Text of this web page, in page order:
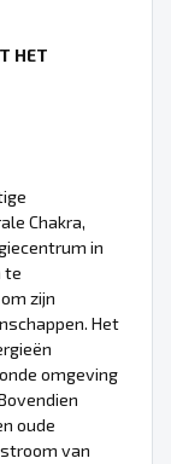
HET
Chakra,
in
te
zijn
Het
omgeving
oude
van